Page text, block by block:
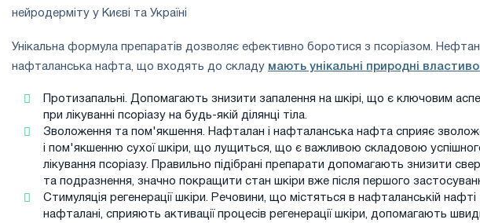
нейродерміту у Києві та Україні
Унікальна формула препаратів дозволяє ефективно боротися з псоріазом. Нефтан
нафталанська нафта, що входять до складу мають унікальні природні
Протизапальні. Допомагають знизити запалення на шкірі, що є ключовим
при лікуванні псоріазу на будь-якій ділянці тіла.
Зволоження та пом'якшення. Нафталан і нафталанська нафта сприяє
і пом'якшенню сухої шкіри, що лущиться, що є важливою складовою
лікування псоріазу. Правильно підібрані препарати допомагають знизити
та подразнення, значно покращити стан шкіри вже після першого
Стимуляція регенерації шкіри. Речовини, що містяться в нафталанській нафті
нафталані, сприяють активації процесів регенерації шкіри, допомагають